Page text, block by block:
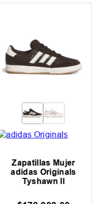
Zapatillas Mujer
adidas Originals
Tyshawn II